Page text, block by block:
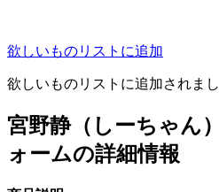
欲しいものリストに追加
欲しいものリストに追加されま
宮野静（しーちゃん
ォームの詳細情報